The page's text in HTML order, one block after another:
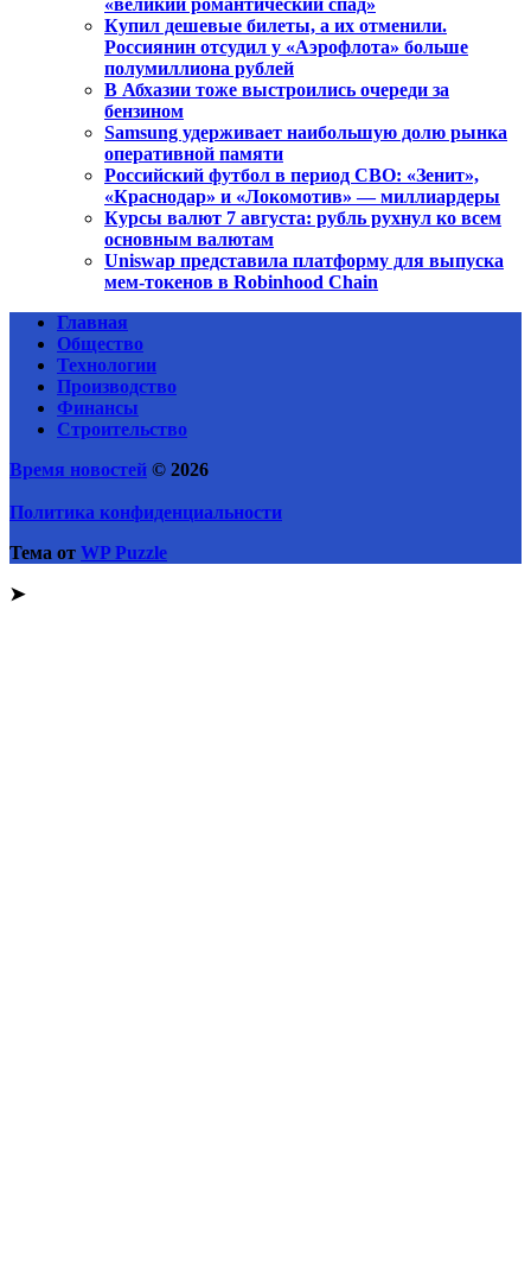
Купил дешевые билеты, а их отменили.
Россиянин отсудил у «Аэрофлота» больше
полумиллиона рублей
В Абхазии тоже выстроились очереди за
бензином
Samsung удерживает наибольшую долю рынка
оперативной памяти
Российский футбол в период СВО: «Зенит»,
«Краснодар» и «Локомотив» — миллиардеры
Курсы валют 7 августа: рубль рухнул ко всем
основным валютам
Uniswap представила платформу для выпуска
мем-токенов в Robinhood Chain
Главная
Общество
Технологии
Производство
Финансы
Строительство
Время новостей © 2026
Политика конфиденциальности
Тема от WP Puzzle
➤